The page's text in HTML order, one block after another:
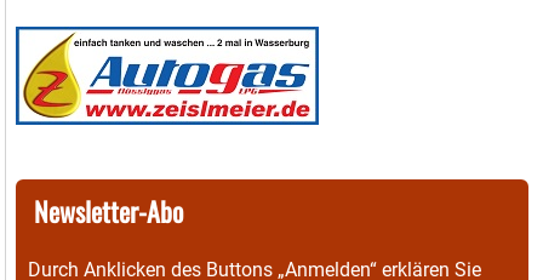
Newsletter-Abo
Durch Anklicken des Buttons „Anmelden“ erklären Sie